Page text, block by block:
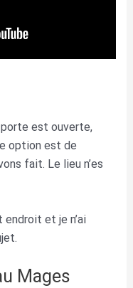
est ouverte,
option est de
fait. Le lieu n’es
endroit et je n’ai
Mages